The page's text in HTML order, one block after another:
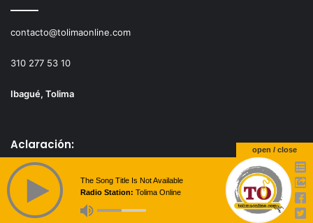
contacto@tolimaonline.com
310 277 53 10
Ibagué, Tolima
Aclaración:
Los editores de TolimaOnline.com, los podrán identificar
claramente en cada uno de sus artículos y ejercerán su actividad
con total libertad, pero siempre guardando el debido respeto en
open / close
The Song Title Is Not Available
Radio Station: Tolima Online